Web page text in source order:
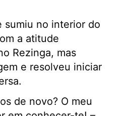
sumiu no interior do
a atitude
Rezinga, mas
e resolveu iniciar
de novo? O meu